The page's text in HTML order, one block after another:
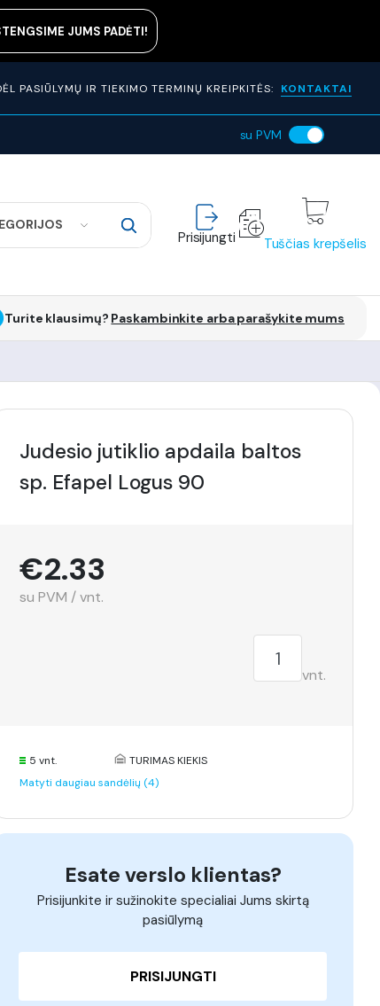
JUMS PADĖTI!
PASIŪLYMŲ IR TIEKIMO TERMINŲ KREIPKITĖS: KONTAKTAI
su PVM
Prisijungti Tuščias krepšelis
Turite klausimų? Paskambinkite arba parašykite mums
Judesio jutiklio apdaila baltos
sp. Efapel Logus 90
€2.33
su PVM / vnt.
vnt.
5 vnt.
TURIMAS KIEKIS
Matyti daugiau sandėlių (4)
Esate verslo klientas?
Prisijunkite ir sužinokite specialiai Jums skirtą
pasiūlymą
PRISIJUNGTI